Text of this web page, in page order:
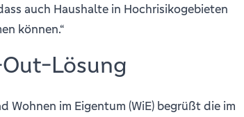
auch Haushalte in Hochrisikogebieten
können.“
Lösung
Wohnen im Eigentum (WiE) begrüßt die im